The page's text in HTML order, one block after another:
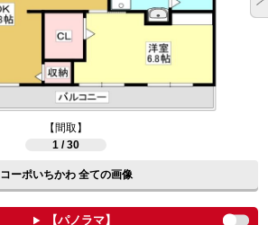
【間取】
1 / 30
コーポいちかわ 全ての画像
【パノラマ】